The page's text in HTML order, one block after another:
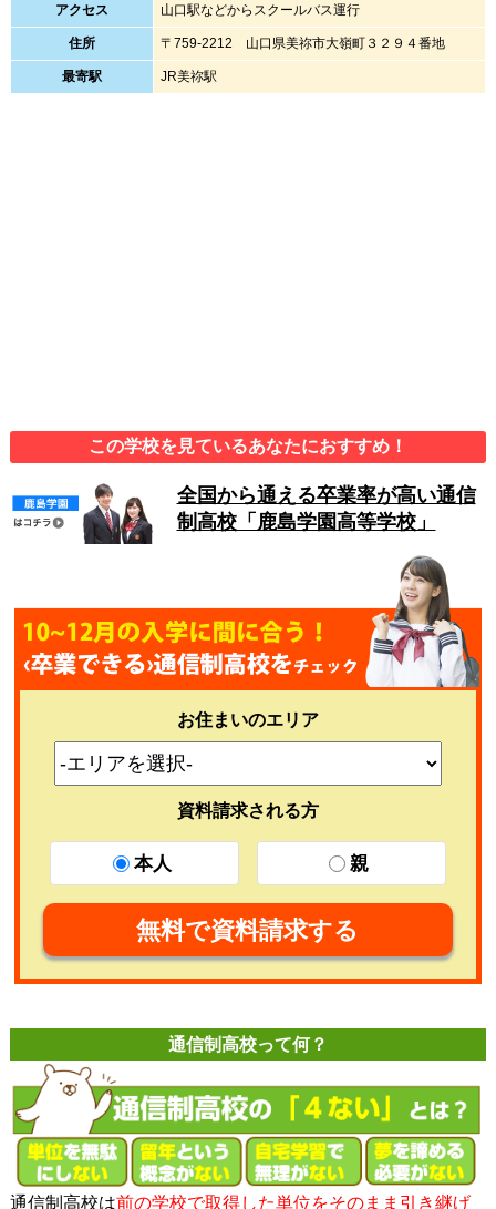
アクセス 山口駅などからスクールバス運行
住所 〒759-2212 山口県美祢市大嶺町３２９４番地
最寄駅 JR美祢駅
この学校を見ているあなたにおすすめ！
全国から通える卒業率が高い通信
制高校「鹿島学園高等学校」
お住まいのエリア
資料請求される方
本人 親
無料で資料請求する
通信制高校って何？
通信制高校は前の学校で取得した単位をそのまま引き継げ